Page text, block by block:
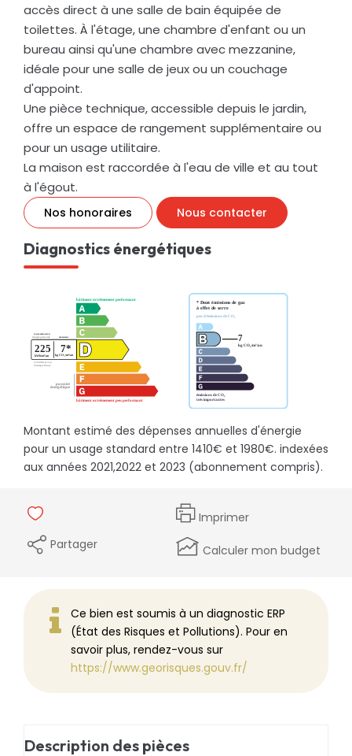
accès direct à une salle de bain équipée de
toilettes. À l'étage, une chambre d'enfant ou un
bureau ainsi qu'une chambre avec mezzanine,
idéale pour une salle de jeux ou un couchage
d'appoint.
Une pièce technique, accessible depuis le jardin,
offre un espace de rangement supplémentaire ou
pour un usage utilitaire.
La maison est raccordée à l'eau de ville et au tout
à l'égout.
Nos honoraires Nous contacter
Diagnostics énergétiques
Montant estimé des dépenses annuelles d'énergie
pour un usage standard entre 1410€ et 1980€. indexées
aux années 2021,2022 et 2023 (abonnement compris).
Imprimer
Partager
Calculer mon budget
Ce bien est soumis à un diagnostic ERP
(État des Risques et Pollutions). Pour en
savoir plus, rendez-vous sur
https://www.georisques.gouv.fr/
Description des pièces